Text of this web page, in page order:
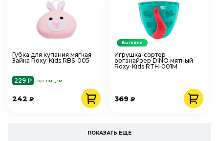
Губка для купания мягкая
Зайка Roxy-Kids RBS-005
229 ₽ юр. лицам
242 ₽
Игрушка-сортер
органайзер DINO мятный
Roxy-Kids RTH-001M
369₽
Выгодно
ПОКАЗАТЬ ЕЩЕ